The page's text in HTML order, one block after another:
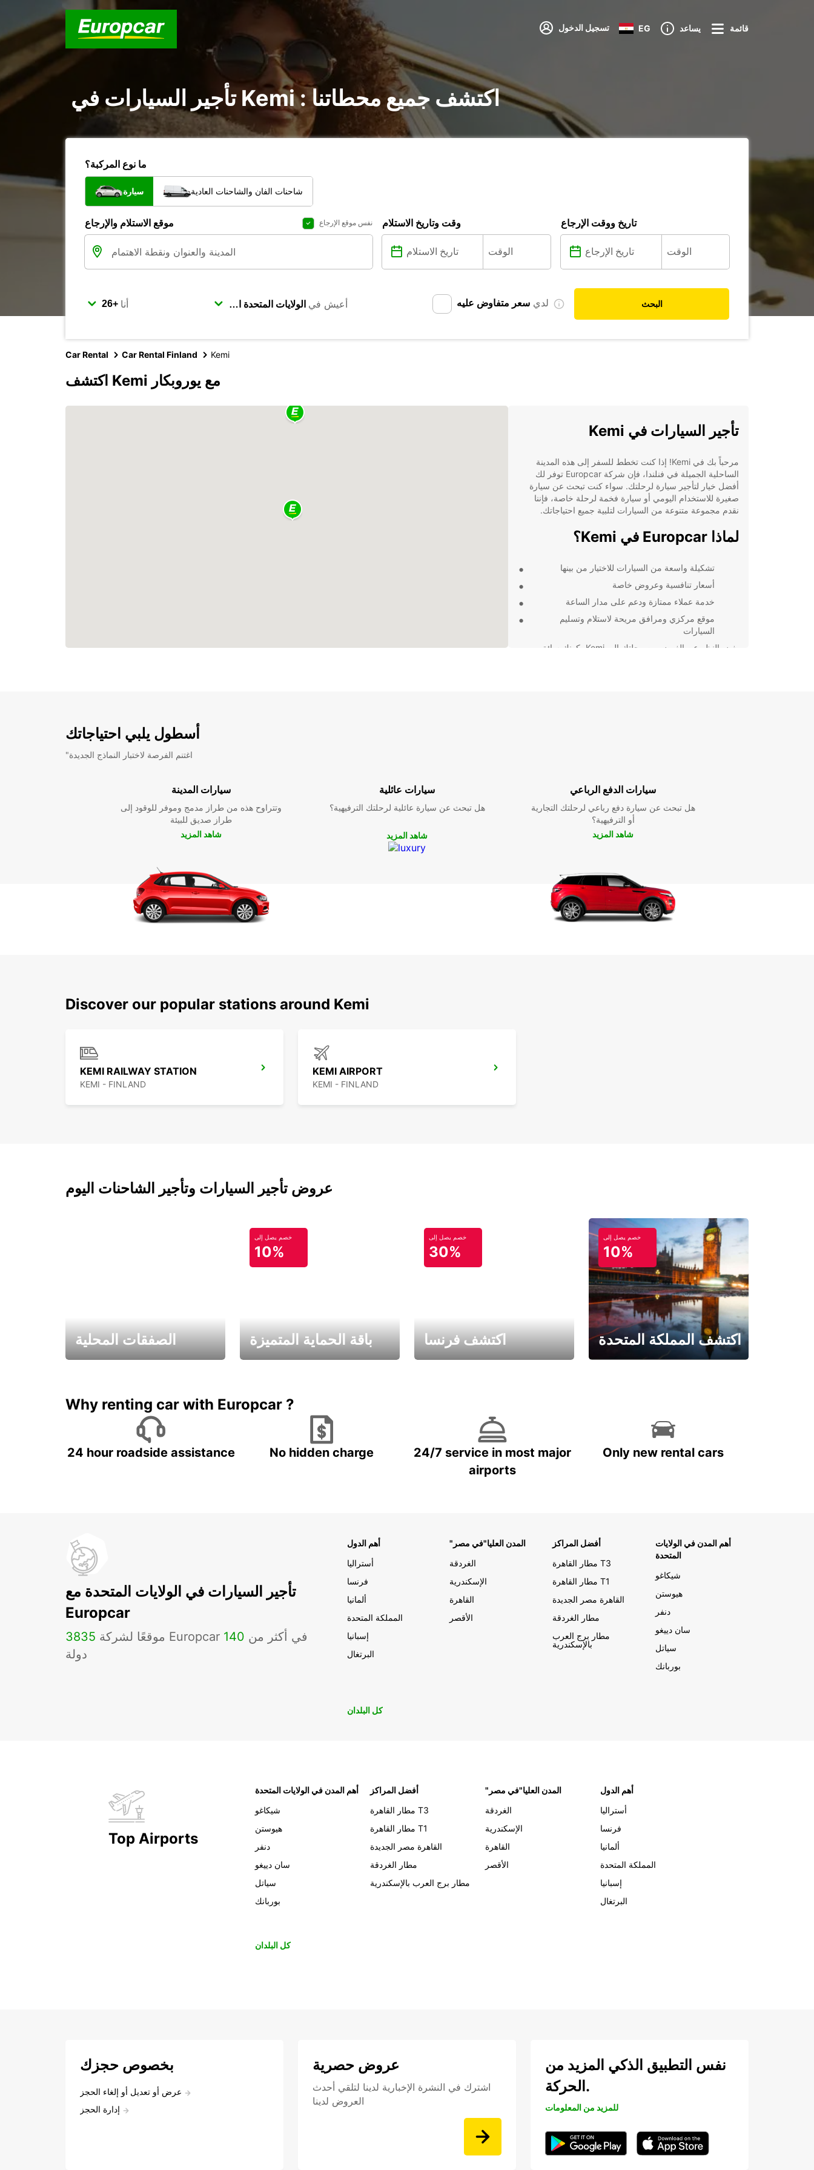
تسجيل الدخول EG يساعد قائمة
تأجير السيارات في Kemi : اكتشف جميع محطاتنا
ما نوع المركبة؟
سيارة شاحنات الفان والشاحنات العادية
موقع الاستلام والإرجاع نفس موقع الإرجاع وقت وتاريخ الاستلام تاريخ ووقت الإرجاع
أنا أعيش في لدي سعر متفاوض عليه البحث
Car Rental Car Rental Finland Kemi
اكتشف Kemi مع يوروبكار
تأجير السيارات في Kemi
مرحباً بك في Kemi! إذا كنت تخطط للسفر إلى هذه المدينة
الساحلية الجميلة في فنلندا، فإن شركة Europcar توفر لك
أفضل خيار لتأجير سيارة لرحلتك. سواء كنت تبحث عن سيارة
صغيرة للاستخدام اليومي أو سيارة فخمة لرحلة خاصة، فإننا
نقدم مجموعة متنوعة من السيارات لتلبية جميع احتياجاتك.
لماذا Europcar في Kemi؟
تشكيلة واسعة من السيارات للاختيار من بينها
أسعار تنافسية وعروض خاصة
خدمة عملاء ممتازة ودعم على مدار الساعة
موقع مركزي ومرافق مريحة لاستلام وتسليم
السيارات
بغض النظر عن الغرض من رحلتك إلى Kemi، كونك سائق
أسطول يلبي احتياجاتك
"اغتنم الفرصة لاختبار النماذج الجديدة
سيارات المدينة
وتتراوح هذه من طراز مدمج وموفر للوقود إلى
طراز صديق للبيئة
شاهد المزيد
سيارات عائلية
هل تبحث عن سيارة عائلية لرحلتك الترفيهية؟
شاهد المزيد
سيارات الدفع الرباعي
هل تبحث عن سيارة دفع رباعي لرحلتك التجارية
أو الترفيهية؟
شاهد المزيد
Discover our popular stations around Kemi
KEMI RAILWAY STATION
KEMI - FINLAND
KEMI AIRPORT
KEMI - FINLAND
عروض تأجير السيارات وتأجير الشاحنات اليوم
الصفقات المحلية
خصم يصل إلى
10%
باقة الحماية المتميزة
خصم يصل إلى
30%
اكتشف فرنسا
خصم يصل إلى
10%
اكتشف المملكة المتحدة
Why renting car with Europcar ?
24 hour roadside assistance No hidden charge
24/7 service in most major
airports
Only new rental cars
تأجير السيارات في الولايات المتحدة مع
Europcar
3835 موقعًا لشركة Europcar في أكثر من 140
دولة
أهم الدول
أستراليا
فرنسا
ألمانيا
المملكة المتحدة
إسبانيا
البرتغال
"المدن العليا"في مصر
الغردقة
الإسكندرية
القاهرة
الأقصر
أفضل المراكز
مطار القاهرة T3
مطار القاهرة T1
القاهرة مصر الجديدة
مطار الغردقة
مطار برج العرب
بالإسكندرية
أهم المدن في الولايات
المتحدة
شيكاغو
هيوستن
دنفر
سان دييغو
سياتل
بوربانك
كل البلدان
Top Airports
أهم المدن في الولايات المتحدة
شيكاغو
هيوستن
دنفر
سان دييغو
سياتل
بوربانك
أفضل المراكز
مطار القاهرة T3
مطار القاهرة T1
القاهرة مصر الجديدة
مطار الغردقة
مطار برج العرب بالإسكندرية
"المدن العليا"في مصر
الغردقة
الإسكندرية
القاهرة
الأقصر
أهم الدول
أستراليا
فرنسا
ألمانيا
المملكة المتحدة
إسبانيا
البرتغال
كل البلدان
بخصوص حجزك
عرض أو تعديل أو إلغاء الحجز
إدارة الحجز
عروض حصرية
اشترك في النشرة الإخبارية لدينا لتلقي أحدث
العروض لدينا
نفس التطبيق الذكي المزيد من
الحركة.
للمزيد من المعلومات